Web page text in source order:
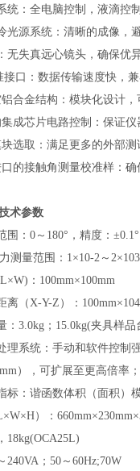
统：全电脑控制，液滴控
光源系统：清晰的成像，
无失真远心镜头，确保优
接口：数据传输速度快，兼
合金结构：模块化设计，
成芯片电路控制：保证仪
选取：满足更多的外部测
的接触角测量校准样：确
术参数
围：0～180°，精度：
测量范围：1×10-2～
：100mm×100mm
离（X-Y-Z）：
：3.0kg；15.0kg(夹具样品
理系统：手动和软件控制
），可扩展至更高倍率
标：谐函数体积（面积）
）：
18kg(OCA25L)
240VA；50～60Hz;70W